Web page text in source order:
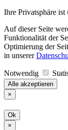
Ihre Privatsphäre
Auf dieser Seite
Funktionalität der
Optimierung der
in unserer
Notwendig
Alle akzeptieren
×
Ok
×